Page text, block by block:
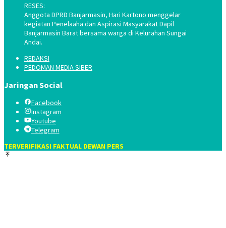
RESES:
Anggota DPRD Banjarmasin, Hari Kartono menggelar
kegiatan Penelaaha dan Aspirasi Masyarakat Dapil
Banjarmasin Barat bersama warga di Kelurahan Sungai
Andai.
REDAKSI
PEDOMAN MEDIA SIBER
Jaringan Social
Facebook
Instagram
Youtube
Telegram
TERVERIFIKASI FAKTUAL DEWAN PERS